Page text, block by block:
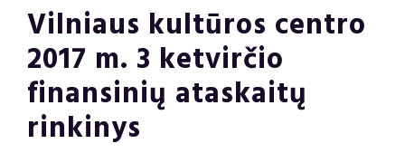
Vilniaus kultūros centro
2017 m. 3 ketvirčio
finansinių ataskaitų
rinkinys